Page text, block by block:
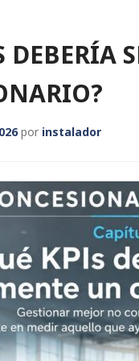
DEBERÍA
por instalador